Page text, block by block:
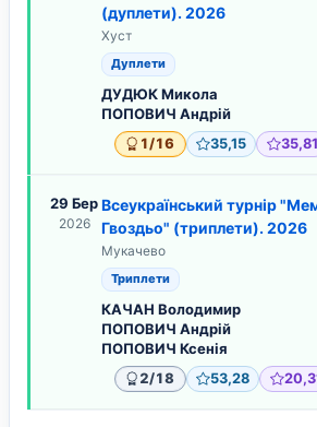
(дуплети). 2026
Хуст
Дуплети
ДУДЮК Микола
ПОПОВИЧ Андрій
1 /16 35,15 35,81
29 Бер
2026
Всеукраїнський турнір
Гвоздьо" (триплети). 2026
Мукачево
Триплети
КАЧАН Володимир
ПОПОВИЧ Андрій
ПОПОВИЧ Ксенія
2/18 53,28